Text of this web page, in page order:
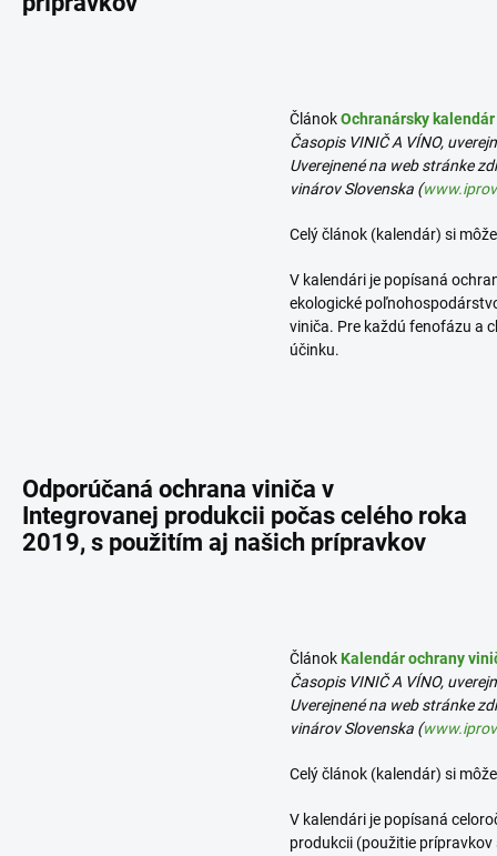
ČlánokOchranársky
Časopis VINIČ A VÍNO,
Uverejnené na web stránke
vinárov Slovenska (
Celý článok (kalendár) si
V kalendári je popísaná
ekologické
viniča. Pre každú fenofázu a
účinku.
Odporúčaná ochrana viniča v
Integrovanej produkcii počas celého roka
2019, s použitím aj našich prípravkov
ČlánokKalendár ochrany
Časopis VINIČ A VÍNO,
Uverejnené na web stránke
vinárov Slovenska (
Celý článok (kalendár) si
V kalendári je popísaná
produkcii (použitie